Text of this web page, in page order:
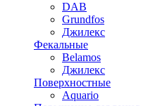
DAB
Grundfos
Джилекс
Фекальные
Belamos
Джилекс
Поверхностные
Aquario